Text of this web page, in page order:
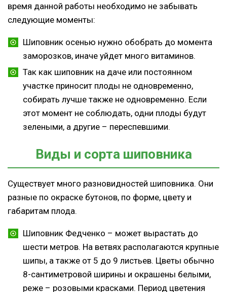
время данной работы необходимо не забывать
следующие моменты:
Шиповник осенью нужно обобрать до момента
заморозков, иначе уйдет много витаминов.
Так как шиповник на даче или постоянном
участке приносит плоды не одновременно,
собирать лучше также не одновременно. Если
этот момент не соблюдать, одни плоды будут
зелеными, а другие – переспевшими.
Виды и сорта шиповника
Существует много разновидностей шиповника. Они
разные по окраске бутонов, по форме, цвету и
габаритам плода.
Шиповник Федченко – может вырастать до
шести метров. На ветвях располагаются крупные
шипы, а также от 5 до 9 листьев. Цветы обычно
8-сантиметровой ширины и окрашены белыми,
реже – розовыми красками. Период цветения